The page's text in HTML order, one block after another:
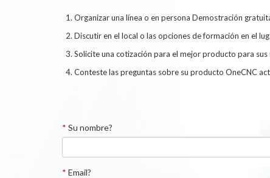
Organizar una línea o en persona Demostración
Discutir en el local o las opciones de formación en el
Solicite una cotización para el mejor producto para sus
Conteste las preguntas sobre su producto OneCNC
* Su nombre?
* Email?